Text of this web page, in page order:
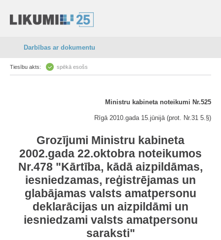
Darbības ar dokumentu
Tiesību akts: spēkā esošs
Ministru kabineta noteikumi Nr.525
Rīgā 2010.gada 15.jūnijā (prot. Nr.31 5.§)
Grozījumi Ministru kabineta
2002.gada 22.oktobra noteikumos
Nr.478 "Kārtība, kādā aizpildāmas,
iesniedzamas, reģistrējamas un
glabājamas valsts amatpersonu
deklarācijas un aizpildāmi un
iesniedzami valsts amatpersonu
saraksti"